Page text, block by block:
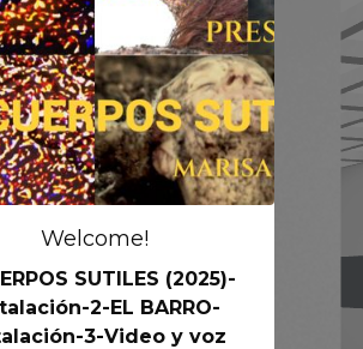
Welcome!
SUTILES (2025)-
2-EL BARRO-
3-Video y voz